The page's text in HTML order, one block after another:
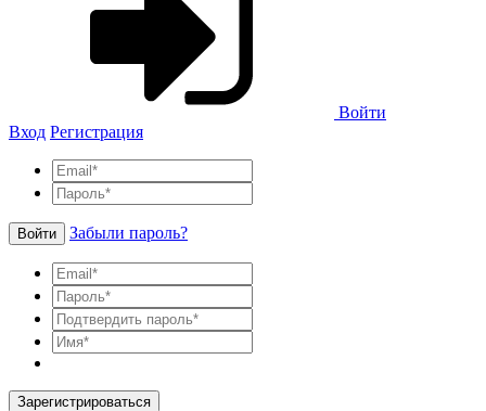
Войти
Вход Регистрация
Войти Забыли пароль?
Зарегистрироваться